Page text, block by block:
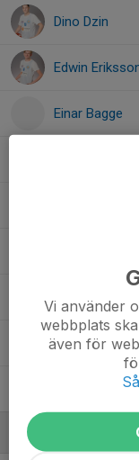
Dino Dzin
Edwin
Einar Bagge
Scott Fröberg
Sokratis
Valdemar
Ledare
Vi använder
webbplats
även för